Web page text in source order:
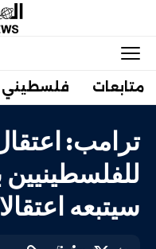
متابعات فلسطيني
ترامب:
للفلسطينيين
سيتبعه